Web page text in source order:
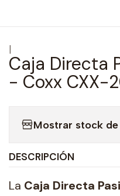
|
Caja Directa
- Coxx CXX-
Mostrar stock
DESCRIPCIÓN
La Caja Directa